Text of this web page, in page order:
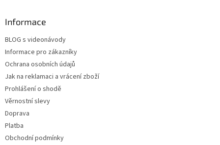
Informace
BLOG s videonávody
Informace pro zákazníky
Ochrana osobních údajů
Jak na reklamaci a vrácení zboží
Prohlášení o shodě
Věrnostní slevy
Doprava
Platba
Obchodní podmínky